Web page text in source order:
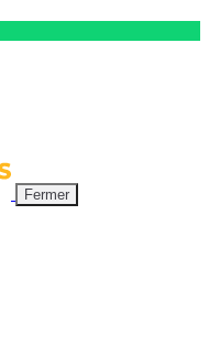
Fermer